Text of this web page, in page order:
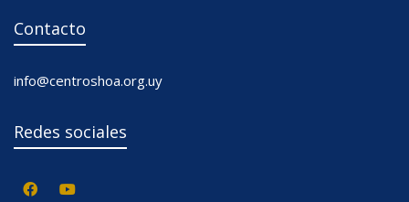
Contacto
info@centroshoa.org.uy
Redes sociales